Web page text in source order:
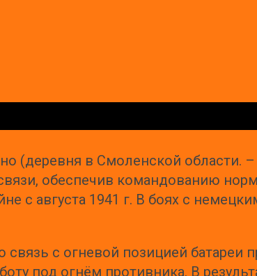
(деревня в Смоленской области.
обеспечив командованию
с августа 1941 г. В боях с
связь с огневой позицией батареи
под огнём противника. В